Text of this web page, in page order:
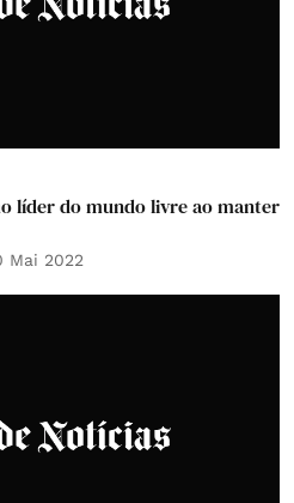
líder do mundo livre ao manter
Mai 2022